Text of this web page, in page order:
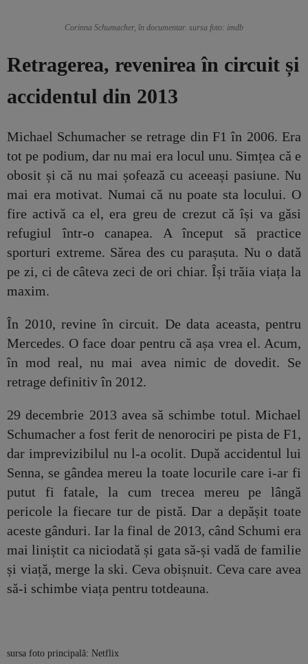
Corinna Schumacher, în documentar. sursa foto: imdb
Retragerea, revenirea în circuit și
accidentul din 2013
Michael Schumacher se retrage din F1 în 2006. Era
tot pe podium, dar nu mai era locul unu. Simțea că e
obosit și că nu mai șofează cu aceeași pasiune. Nu
mai era motivat. Numai că nu poate sta locului. O
fire activă ca el, era greu de crezut că își va găsi
refugiul într-o canapea. A început să practice
sporturi extreme. Sărea des cu parașuta. Nu o dată
pe zi, ci de câteva zeci de ori chiar. Își trăia viața la
maxim.
În 2010, revine în circuit. De data aceasta, pentru
Mercedes. O face doar pentru că așa vrea el. Acum,
în mod real, nu mai avea nimic de dovedit. Se
retrage definitiv în 2012.
29 decembrie 2013 avea să schimbe totul. Michael
Schumacher a fost ferit de nenorociri pe pista de F1,
dar imprevizibilul nu l-a ocolit. După accidentul lui
Senna, se gândea mereu la toate locurile care i-ar fi
putut fi fatale, la cum trecea mereu pe lângă
pericole la fiecare tur de pistă. Dar a depășit toate
aceste gânduri. Iar la final de 2013, când Schumi era
mai liniștit ca niciodată și gata să-și vadă de familie
și viață, merge la ski. Ceva obișnuit. Ceva care avea
să-i schimbe viața pentru totdeauna.
sursa foto principală: Netflix